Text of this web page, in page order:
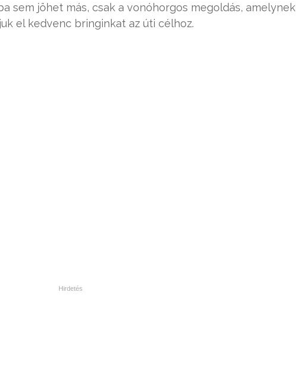
sem jöhet más, csak a vonóhorgos megoldás, amelynek
el kedvenc bringinkat az úti célhoz.